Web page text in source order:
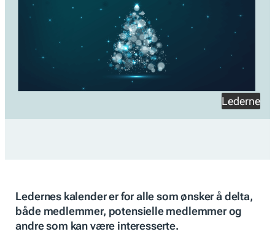
Lederne
Ledernes kalender er for alle som ønsker å delta,
både medlemmer, potensielle medlemmer og
andre som kan være interesserte.